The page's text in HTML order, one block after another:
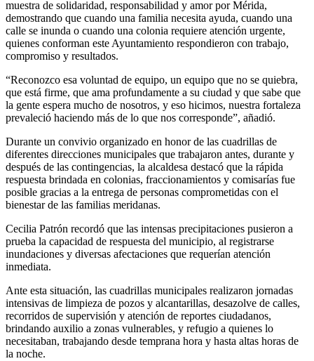
muestra de solidaridad, responsabilidad y amor por Mérida,
demostrando que cuando una familia necesita ayuda, cuando una
calle se inunda o cuando una colonia requiere atención urgente,
quienes conforman este Ayuntamiento respondieron con trabajo,
compromiso y resultados.
“Reconozco esa voluntad de equipo, un equipo que no se quiebra,
que está firme, que ama profundamente a su ciudad y que sabe que
la gente espera mucho de nosotros, y eso hicimos, nuestra fortaleza
prevaleció haciendo más de lo que nos corresponde”, añadió.
Durante un convivio organizado en honor de las cuadrillas de
diferentes direcciones municipales que trabajaron antes, durante y
después de las contingencias, la alcaldesa destacó que la rápida
respuesta brindada en colonias, fraccionamientos y comisarías fue
posible gracias a la entrega de personas comprometidas con el
bienestar de las familias meridanas.
Cecilia Patrón recordó que las intensas precipitaciones pusieron a
prueba la capacidad de respuesta del municipio, al registrarse
inundaciones y diversas afectaciones que requerían atención
inmediata.
Ante esta situación, las cuadrillas municipales realizaron jornadas
intensivas de limpieza de pozos y alcantarillas, desazolve de calles,
recorridos de supervisión y atención de reportes ciudadanos,
brindando auxilio a zonas vulnerables, y refugio a quienes lo
necesitaban, trabajando desde temprana hora y hasta altas horas de
la noche.